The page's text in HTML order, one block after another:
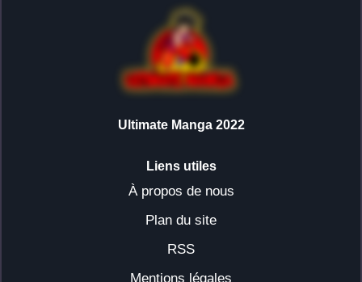
Ultimate Manga 2022
Liens utiles
À propos de nous
Plan du site
RSS
Mentions légales